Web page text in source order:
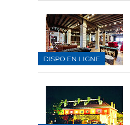
DISPO EN LIGNE